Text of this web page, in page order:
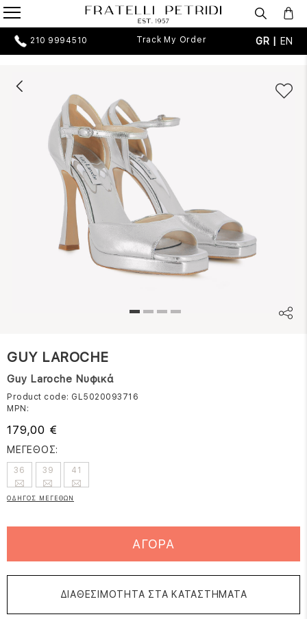
210 9994510 Track My Order GR | EN
GUY LAROCHE
Guy Laroche Νυφικά
Product code: GL5020093716
MPN:
179,00 €
ΜΕΓΕΘΟΣ:
36 39 41
ΟΔΗΓΟΣ ΜΕΓΕΘΩΝ
ΑΓΟΡΑ
ΔΙΑΘΕΣΙΜΟΤΗΤΑ ΣΤΑ ΚΑΤΑΣΤΗΜΑΤΑ